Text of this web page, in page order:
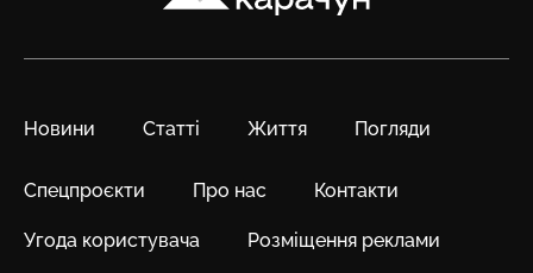
Новини Статті Життя Погляди
Спецпроєкти Про нас Контакти
Угода користувача Розміщення реклами